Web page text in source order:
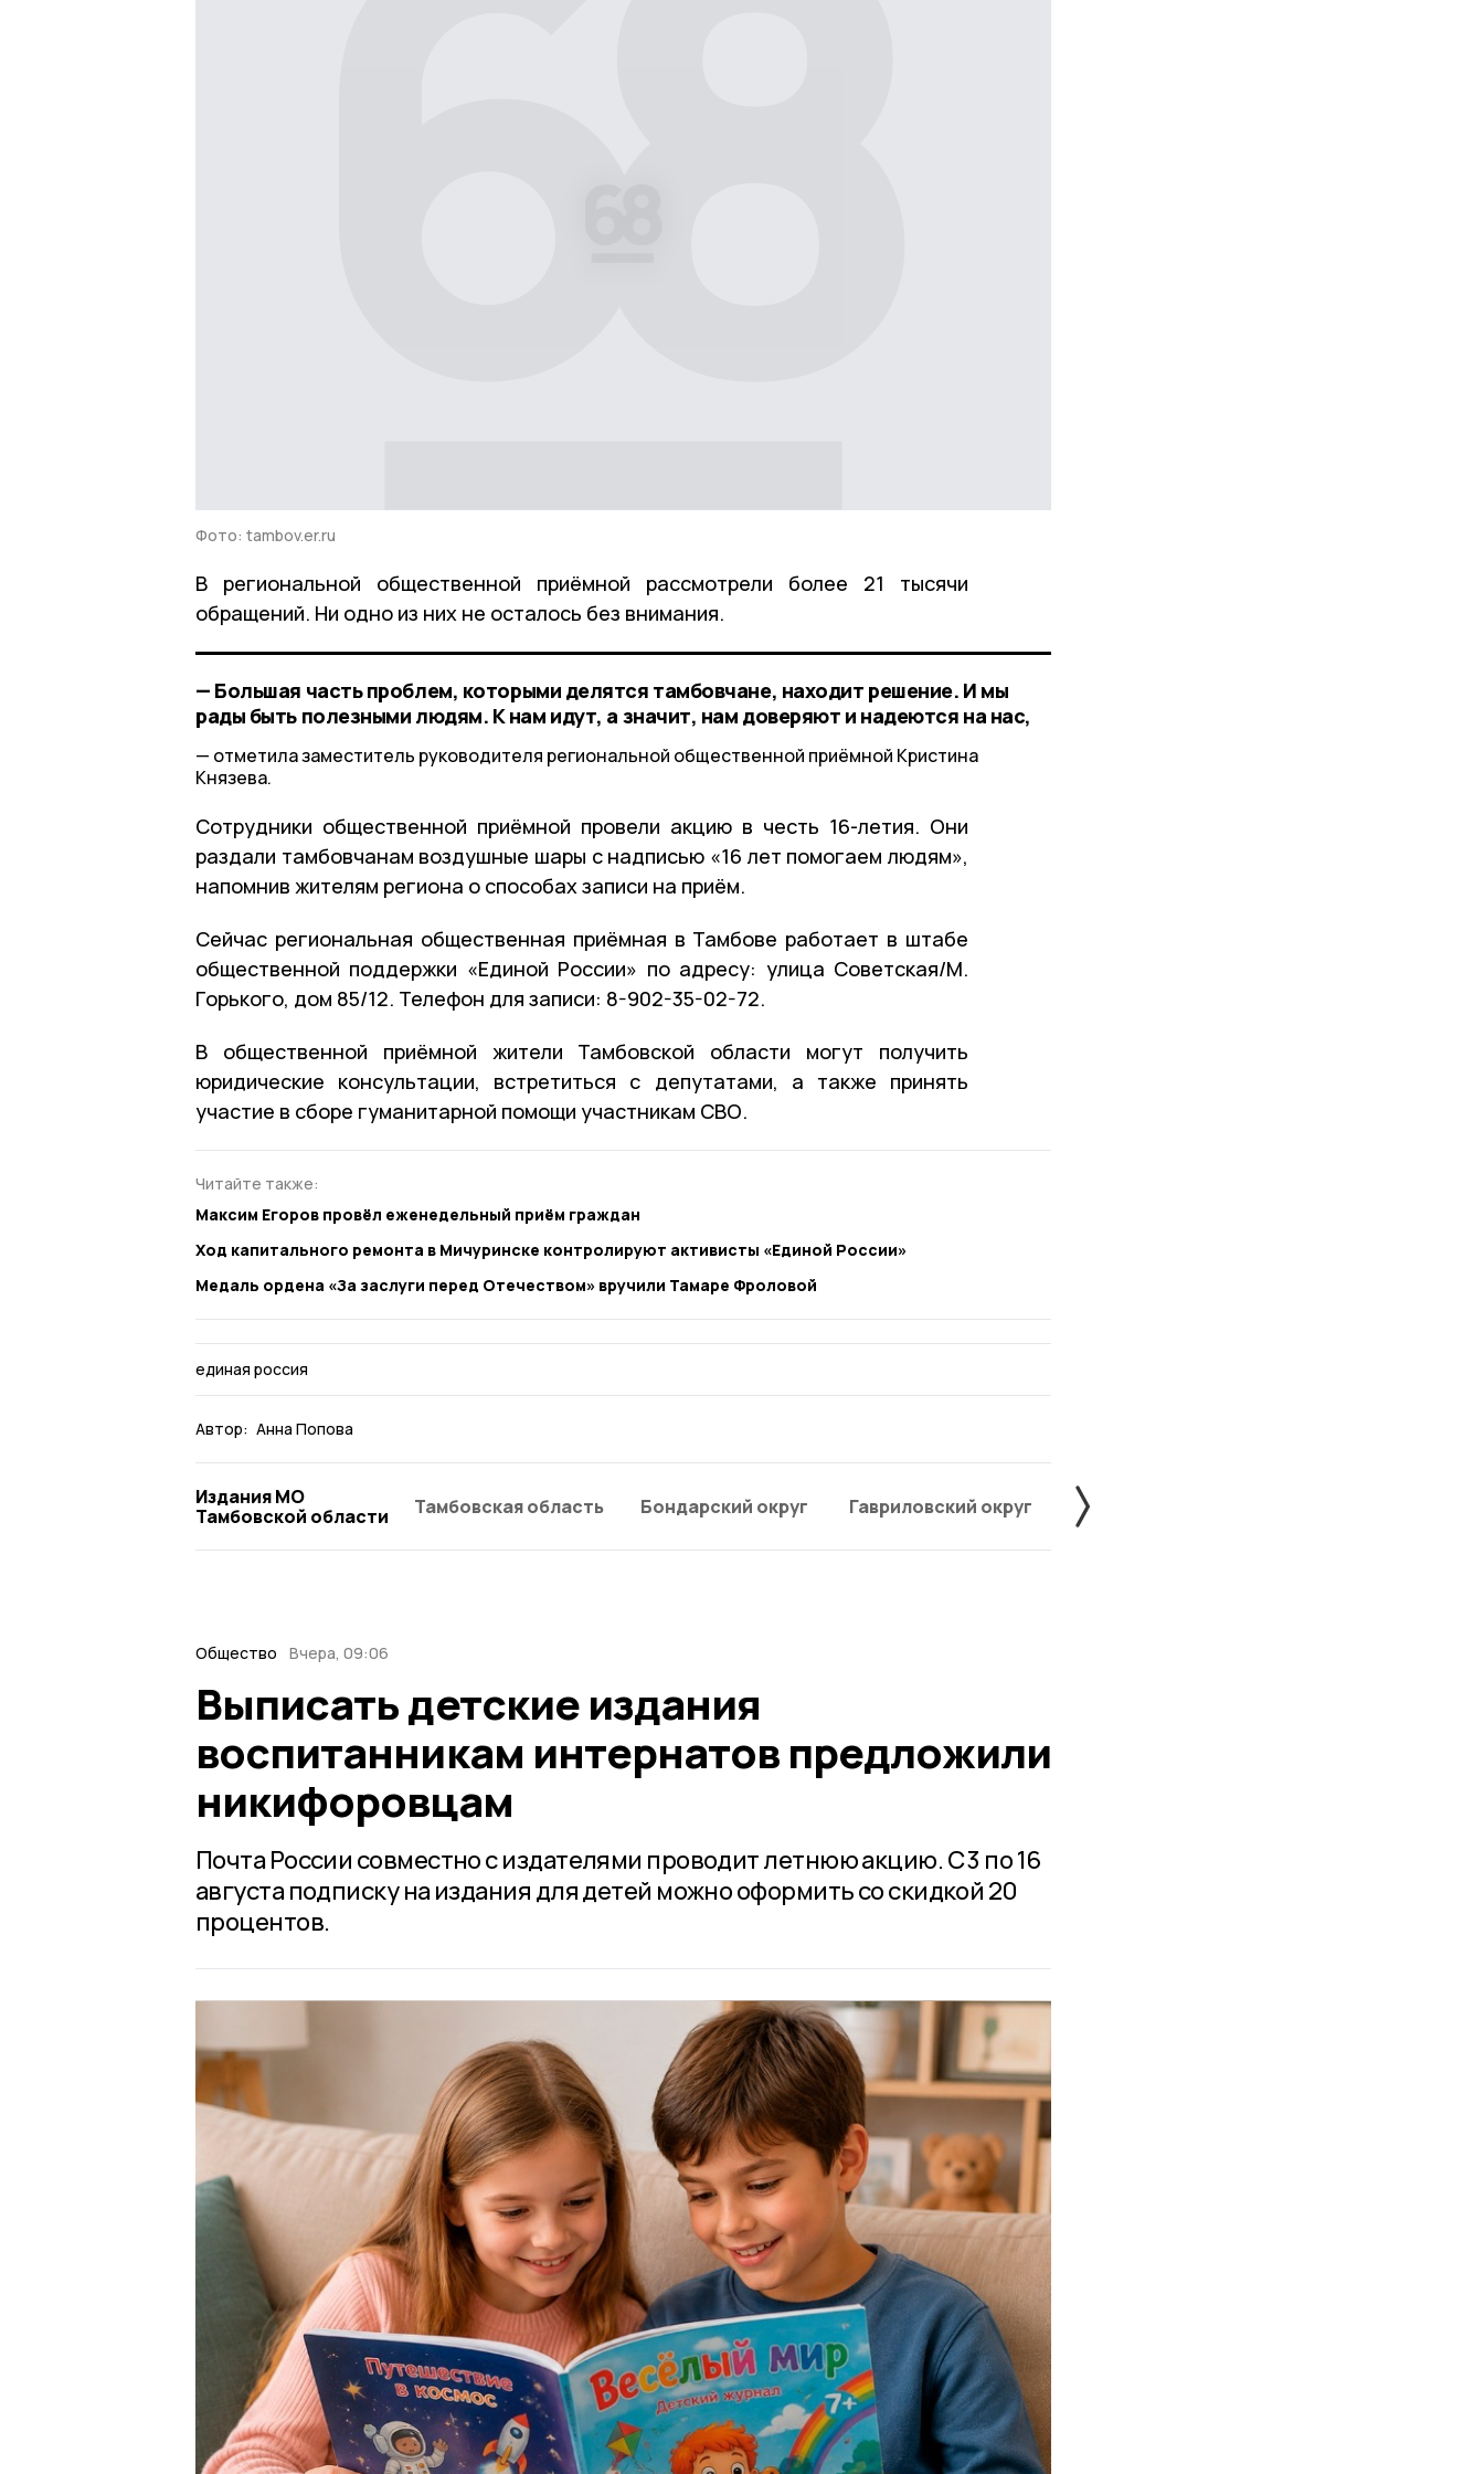
Фото: tambov.er.ru
В региональной общественной приёмной рассмотрели более 21 тысячи
обращений. Ни одно из них не осталось без внимания.
— Большая часть проблем, которыми делятся тамбовчане, находит решение. И мы
рады быть полезными людям. К нам идут, а значит, нам доверяют и надеются на нас,
отметила заместитель руководителя региональной общественной приёмной Кристина
Князева.
Сотрудники общественной приёмной провели акцию в честь 16-летия. Они
раздали тамбовчанам воздушные шары с надписью «16 лет помогаем людям»,
напомнив жителям региона о способах записи на приём.
Сейчас региональная общественная приёмная в Тамбове работает в штабе
общественной поддержки «Единой России» по адресу: улица Советская/М.
Горького, дом 85/12. Телефон для записи: 8-902-35-02-72.
В общественной приёмной жители Тамбовской области могут получить
юридические консультации, встретиться с депутатами, а также принять
участие в сборе гуманитарной помощи участникам СВО.
Читайте также:
Максим Егоров провёл еженедельный приём граждан
Ход капитального ремонта в Мичуринске контролируют активисты «Единой России»
Медаль ордена «За заслуги перед Отечеством» вручили Тамаре Фроловой
единая россия
Автор: Анна Попова
Издания МО
Тамбовской области
Тамбовская область Бондарский округ Гавриловский округ Жердевский округ
Общество Вчера, 09:06
Выписать детские издания
воспитанникам интернатов предложили
никифоровцам
Почта России совместно с издателями проводит летнюю акцию. С 3 по 16
августа подписку на издания для детей можно оформить со скидкой 20
процентов.